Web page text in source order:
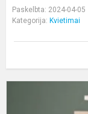
Paskelbta: 2024-04-05
Kategorija: Kvietimai